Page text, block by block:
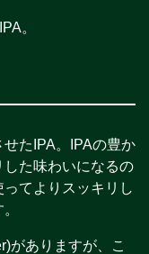
。
たIPA。IPAの豊か
た味わいになるの
てよりスッキリし
がありますが、こ